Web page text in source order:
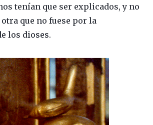
tenían que ser explicados, y no
que no fuese por la
los dioses.